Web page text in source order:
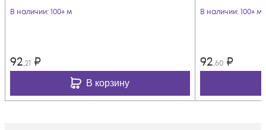
В наличии: 100+ м
92,21 ₽
В корзину
В наличии: 100+ м
92,60 ₽